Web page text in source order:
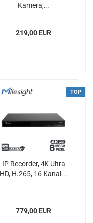
Kamera,...
219,00 EUR
TOP
IP Recorder, 4K Ultra
HD, H.265, 16-Kanal...
779,00 EUR